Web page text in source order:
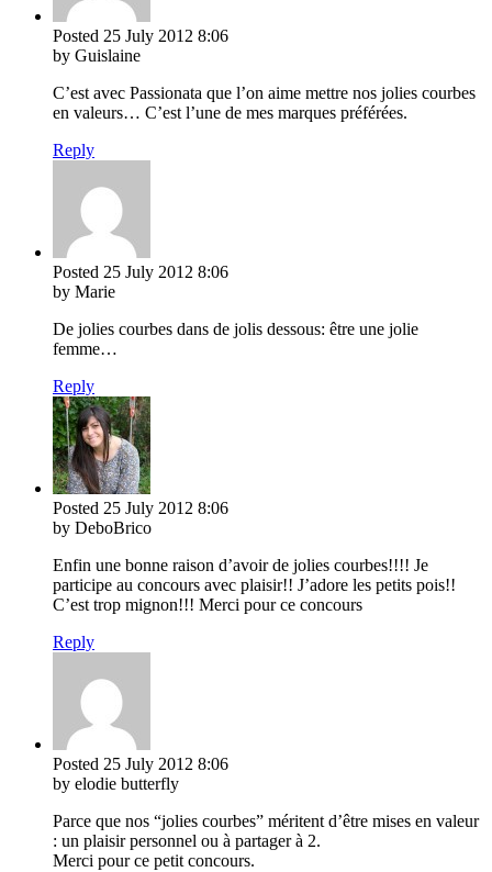
Posted 25 July 2012 8:06
by Guislaine
C’est avec Passionata que l’on aime mettre nos jolies courbes
en valeurs… C’est l’une de mes marques préférées.
Reply
Posted 25 July 2012 8:06
by Marie
De jolies courbes dans de jolis dessous: être une jolie
femme…
Reply
Posted 25 July 2012 8:06
by DeboBrico
Enfin une bonne raison d’avoir de jolies courbes!!!! Je
participe au concours avec plaisir!! J’adore les petits pois!!
C’est trop mignon!!! Merci pour ce concours
Reply
Posted 25 July 2012 8:06
by elodie butterfly
Parce que nos “jolies courbes” méritent d’être mises en valeur
: un plaisir personnel ou à partager à 2.
Merci pour ce petit concours.